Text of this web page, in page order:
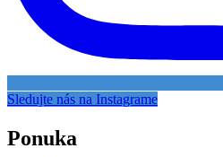
Sledujte nás na Instagrame
Ponuka